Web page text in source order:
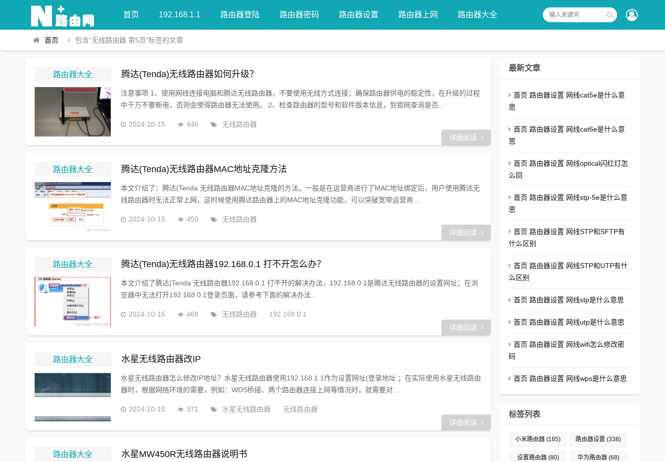
首页 192.168.1.1 路由器登陆 路由器密码 路由器设置 路由器上网 路由器大全
首页 包含"无线路由器 第5页"标签的文章
路由器大全 腾达(Tenda)无线路由器如何升级？
注意事项 1、使用网线连接电脑和腾达无线路由器，不要使用无线方式连接；确保路由器供电的稳定性，在升级的过程
中千万不要断电，否则会使得路由器无法使用。 2、检查路由器的型号和软件版本信息，到官网查询是否...
2024-10-15 446
无线路由器
详细阅读
路由器大全 腾达(Tenda)无线路由器MAC地址克隆方法
本文介绍了：腾达(Tenda 无线路由器MAC地址克隆的方法，一般是在运营商进行了MAC地址绑定后，用户使用腾达无
线路由器时无法正常上网，这时候使用腾达路由器上的MAC地址克隆功能，可以突破宽带运营商...
2024-10-15 450
无线路由器
详细阅读
路由器大全 腾达(Tenda)无线路由器192.168.0.1 打不开怎么办？
本文介绍了腾达(Tenda 无线路由器192.168.0.1 打不开的解决办法，192.168.0.1是腾达无线路由器的设置网址；在浏
览器中无法打开192.168.0.1登录页面，请参考下面的解决办法...
2024-10-15 468 无线路由器
192.168.0.1
详细阅读
路由器大全 水星无线路由器改IP
水星无线路由器怎么修改IP地址？水星无线路由器使用192.168.1.1作为设置网址(登录地址 ；在实际使用水星无线路由
器时，根据网络环境的需要，例如：WDS桥接、两个路由器连接上网等情况时，就需要对...
2024-10-15 371 水星无线路由器
无线路由器
详细阅读
路由器大全 水星MW450R无线路由器说明书
最新文章
首页 路由器设置 网线cat5e是什么意
思
首页 路由器设置 网线cat6e是什么意
思
首页 路由器设置 网线optical闪红灯怎
么回
首页 路由器设置 网线stp-5e是什么意
思
首页 路由器设置 网线STP和SFTP有
什么区别
首页 路由器设置 网线STP和UTP有什
么区别
首页 路由器设置 网线stp是什么意思
首页 路由器设置 网线utp是什么意思
首页 路由器设置 网线wifi怎么修改密
码
首页 路由器设置 网线wps是什么意思
标签列表
小米路由器 (185) 路由器设置 (338)
设置路由器(80) 华为路由器(68)